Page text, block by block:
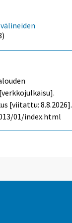
[viitattu: 8.8.2026].
01/index.html